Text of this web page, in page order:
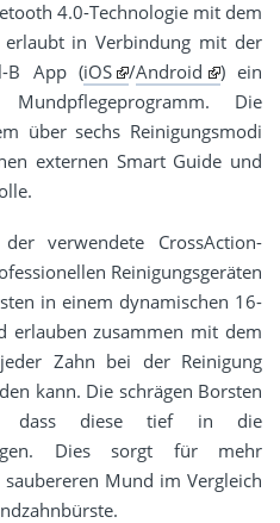
4.0-Technologie mit dem
in Verbindung mit der
B App (iOS /Android
) ein
Die
über sechs Reinigungsmodi
externen Smart Guide und
verwendete CrossAction-
Reinigungsgeräten
in einem dynamischen 16-
erlauben zusammen mit dem
Zahn bei der Reinigung
kann. Die schrägen Borsten
dass diese tief in die
Dies sorgt für mehr
Mund im Vergleich